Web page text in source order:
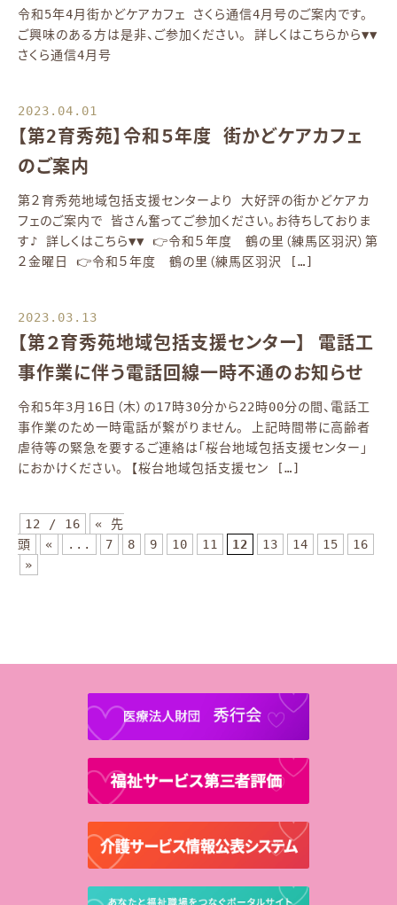
令和5年4月街かどケアカフェ さくら通信4月号のご案内です。
ご興味のある方は是非、ご参加ください。 詳しくはこちらから▼▼
さくら通信4月号
2023.04.01
【第2育秀苑】令和５年度 街かどケアカフェ
のご案内
第２育秀苑地域包括支援センターより 大好評の街かどケアカ
フェのご案内で 皆さん奮ってご参加ください。お待ちしておりま
す♪ 詳しくはこちら▼▼ 👉令和５年度 鶴の里（練馬区羽沢）第
２金曜日 👉令和５年度 鶴の里（練馬区羽沢 […]
2023.03.13
【第２育秀苑地域包括支援センター】 電話工
事作業に伴う電話回線一時不通のお知らせ
令和5年3月16日（木）の17時30分から22時00分の間、電話工
事作業のため一時電話が繋がりません。 上記時間帯に高齢者
虐待等の緊急を要するご連絡は「桜台地域包括支援センター」
におかけください。 【桜台地域包括支援セン […]
12 / 16
« 先
頭
« ... 7 8 9 10 11 12 13 14 15
16
»